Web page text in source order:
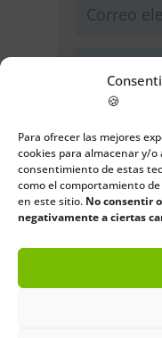
🍪
Para ofrecer las mejores
cookies para almacenar y/o
consentimiento de estas
como el comportamiento
en este sitio. No consentir
negativamente a ciertas
electrónico y
para la